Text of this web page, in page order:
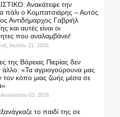
Ανακάτεψε την
πάλι ο Κομπατσιάρης – Αυτός
Αντιδήμαρχος Γαβριήλ
και αυτές είναι οι
που αναλαμβάνει!
Ιουλίου 31, 2026
της Βόρειας Πιερίας δεν
άλλο: «Τα αγριογούρουνα μας
τον κόπο μιας ζωής μέσα σε
Αυγούστου 03, 2026
το παιδί της σε